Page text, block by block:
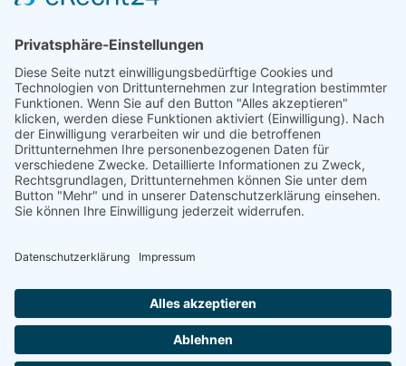
genommen. Ich bin mit der elektronischen Speicherung
Bearbeitungszwecken und soweit dies die
Workshopdurchführung in Form von Präsenz- und
virtuellen Anteilen notwendig macht einverstanden. Mir
ist bekannt, dass ich diese Einwilligung jederzeit
widerrufen kann, ohne dass die Rechtmäßigkeit der
aufgrund der Einwilligung bis zum Widerruf erfolgten
Verarbeitung berührt wird. Weitere Informationen unter
https://dgwf.net/datenschutz.html
ANTRAG ABSCHICKEN